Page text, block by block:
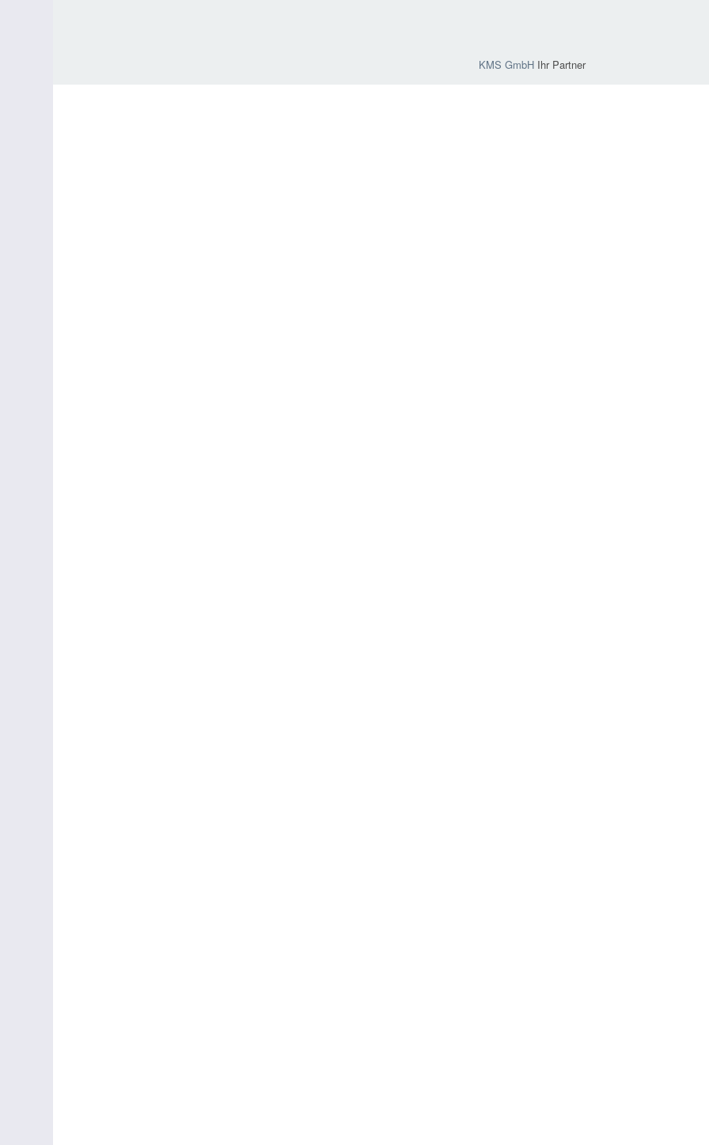
KMS GmbH Ihr Partner